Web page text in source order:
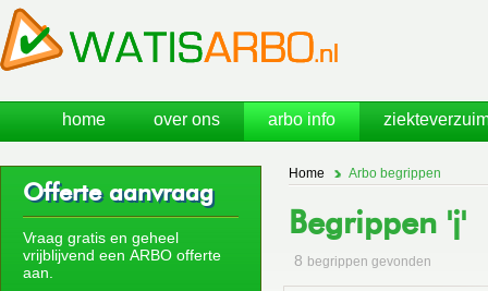
Home Arbo begrippen
Begrippen 'j'
8 begrippen gevonden
Offerte aanvraag
Vraag gratis en geheel
vrijblijvend een ARBO offerte
aan.
home over ons arbo info